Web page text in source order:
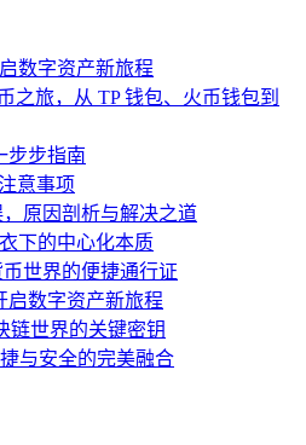
数字资产新旅程
之旅，从 TP 钱包、火币钱包到
步步指南
意事项
原因剖析与解决之道
下的中心化本质
世界的便捷通行证
启数字资产新旅程
链世界的关键密钥
与安全的完美融合